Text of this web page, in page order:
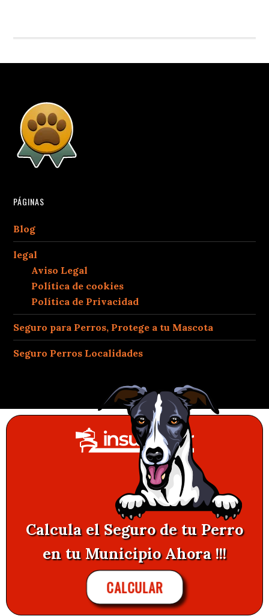
PÁGINAS
Blog
legal
Aviso Legal
Política de cookies
Política de Privacidad
Seguro para Perros, Protege a tu Mascota
Seguro Perros Localidades
Calcula el Seguro de tu Perro
en tu Municipio Ahora !!!
CALCULAR